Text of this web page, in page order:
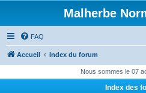
Malherbe
FAQ
Accueil Index du forum
Nous sommes le 07
Index des